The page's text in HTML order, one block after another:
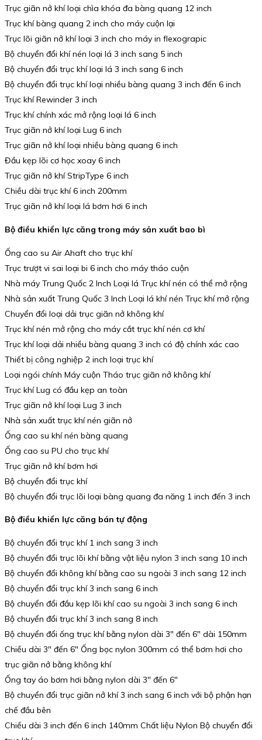
Trục giãn nở khí loại chìa khóa đa bàng quang 12 inch
Trục khí bàng quang 2 inch cho máy cuộn lại
Trục lõi giãn nở khí loại 3 inch cho máy in flexograpic
Bộ chuyển đổi khí nén loại lá 3 inch sang 5 inch
Bộ chuyển đổi trục khí loại lá 3 inch sang 6 inch
Bộ chuyển đổi trục khí loại nhiều bàng quang 3 inch đến 6 inch
Trục khí Rewinder 3 inch
Trục khí chính xác mở rộng loại lá 6 inch
Trục giãn nở khí loại Lug 6 inch
Trục giãn nở khí loại nhiều bàng quang 6 inch
Đầu kẹp lõi cơ học xoay 6 inch
Trục giãn nở khí StripType 6 inch
Chiều dài trục khí 6 inch 200mm
Trục giãn nở khí loại lá bơm hơi 6 inch
Bộ điều khiển lực căng trong máy sản xuất bao bì
Ống cao su Air Ahaft cho trục khí
Trục trượt vi sai loại bi 6 inch cho máy tháo cuộn
Nhà máy Trung Quốc 2 Inch Loại lá Trục khí nén có thể mở rộng
Nhà sản xuất Trung Quốc 3 Inch Loại lá khí nén Trục khí mở rộng
Chuyển đổi loại dải trục giãn nở không khí
Trục khí nén mở rộng cho máy cắt trục khí nén cơ khí
Trục khí loại dải nhiều bàng quang 3 inch có độ chính xác cao
Thiết bị công nghiệp 2 inch loại trục khí
Loại ngói chính Máy cuộn Tháo trục giãn nở không khí
Trục khí Lug có đầu kẹp an toàn
Trục giãn nở khí loại Lug 3 inch
Nhà sản xuất trục khí nén giãn nở
Ống cao su khí nén bàng quang
Ống cao su PU cho trục khí
Trục giãn nở khí bơm hơi
Bộ chuyển đổi trục khí
Bộ chuyển đổi trục lõi loại bàng quang đa năng 1 inch đến 3 inch
Bộ điều khiển lực căng bán tự động
Bộ chuyển đổi trục khí 1 inch sang 3 inch
Bộ chuyển đổi trục lõi khí bằng vật liệu nylon 3 inch sang 10 inch
Bộ chuyển đổi không khí bằng cao su ngoài 3 inch sang 12 inch
Bộ chuyển đổi trục khí 3 inch sang 6 inch
Bộ chuyển đổi đầu kẹp lõi khí cao su ngoài 3 inch sang 6 inch
Bộ chuyển đổi trục khí 3 inch sang 8 inch
Bộ chuyển đổi ống trục khí bằng nylon dài 3″ đến 6″ dài 150mm
Chiều dài 3″ đến 6″ Ống bọc nylon 300mm có thể bơm hơi cho
trục giãn nở bằng không khí
Ống tay áo bơm hơi bằng nylon dài 3″ đến 6″
Bộ chuyển đổi trục giãn nở khí 3 inch sang 6 inch với bộ phận hạn
chế đầu bên
Chiều dài 3 inch đến 6 inch 140mm Chất liệu Nylon Bộ chuyển đổi